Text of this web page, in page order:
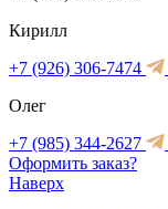
Кирилл
+7 (926) 306-7474
Олег
+7 (985) 344-2627
Оформить заказ?
Наверх